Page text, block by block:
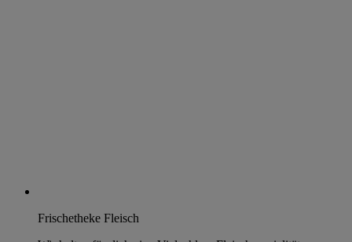
Frischetheke Fleisch